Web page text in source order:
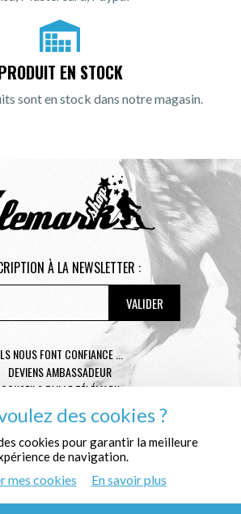
EN STOCK
sont en stock dans notre magasin.
À LA NEWSLETTER :
NOUS FONT CONFIANCE ...
DEVIENS AMBASSADEUR
CONSEILS TAILLE TÉLÉMARK
GÉNÉRALES DE VENTE
MENTIONS LÉGALES
DE CONFIDENTIALITÉ
QUI SOMMES NOUS ?
des cookies ?
cookies pour garantir la meilleure
de navigation.
mes cookies En savoir plus